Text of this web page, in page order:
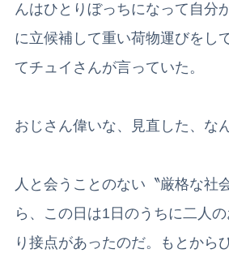
んはひとりぼっちになって自分
に立候補して重い荷物運びをし
てチュイさんが言っていた。
おじさん偉いな、見直した、な
人と会うことのない〝厳格な社
ら、この日は1日のうちに二人
り接点があったのだ。もとから